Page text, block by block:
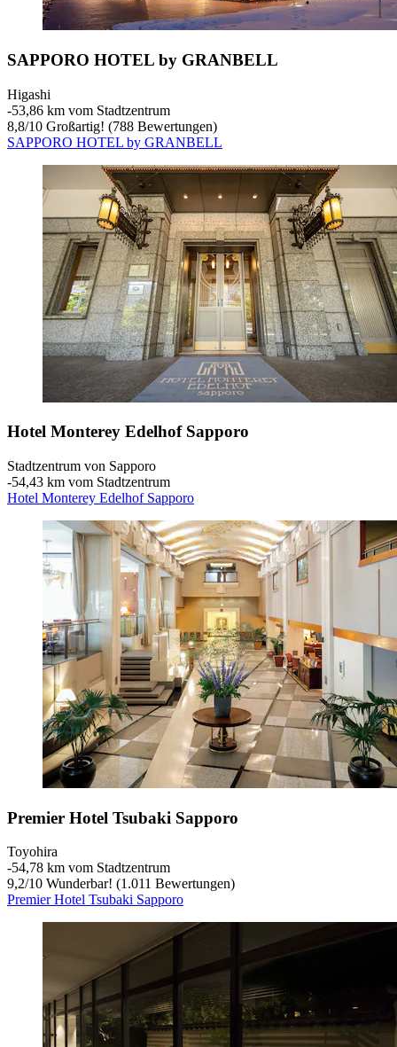
SAPPORO HOTEL by GRANBELL
Higashi
‐53,86 km vom Stadtzentrum
8,8/10 Großartig! (788 Bewertungen)
SAPPORO HOTEL by GRANBELL
Hotel Monterey Edelhof Sapporo
Stadtzentrum von Sapporo
‐54,43 km vom Stadtzentrum
Hotel Monterey Edelhof Sapporo
Premier Hotel Tsubaki Sapporo
Toyohira
‐54,78 km vom Stadtzentrum
9,2/10 Wunderbar! (1.011 Bewertungen)
Premier Hotel Tsubaki Sapporo